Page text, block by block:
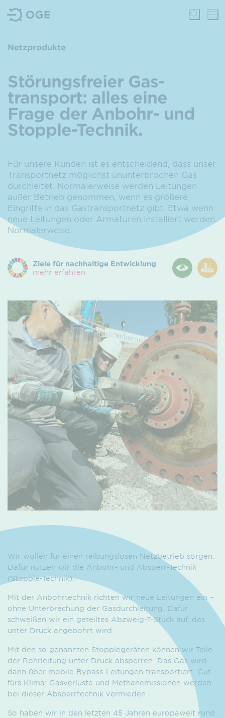
Netzprodukte
Störungsfreier Gas­
transport: alles eine
Frage der Anbohr- und
Stopple-Technik.
Für unsere Kunden ist es entscheidend, dass unser
Transportnetz möglichst ununterbrochen Gas
durchleitet. Normalerweise werden Leitungen
außer Betrieb genommen, wenn es größere
Eingriffe in das Gastransportnetz gibt. Etwa wenn
neue Leitungen oder Armaturen installiert werden.
Normalerweise.
Ziele für nachhaltige Entwicklung
mehr erfahren
Wir wollen für einen reibungslosen Netzbetrieb sorgen.
Dafür nutzen wir die Anbohr- und Absperr-Technik
(Stopple-Technik).
Mit der Anbohrtechnik richten wir neue Leitungen ein –
ohne Unterbrechung der Gasdurchleitung. Dafür
schweißen wir ein geteiltes Abzweig-T-Stück auf, das
unter Druck angebohrt wird.
Mit den so genannten Stopplegeräten können wir Teile
der Rohrleitung unter Druck absperren. Das Gas wird
dann über mobile Bypass-Leitungen transportiert. Gut
fürs Klima: Gasverluste und Methanemissionen werden
bei dieser Absperrtechnik vermieden.
So haben wir in den letzten 45 Jahren europaweit rund